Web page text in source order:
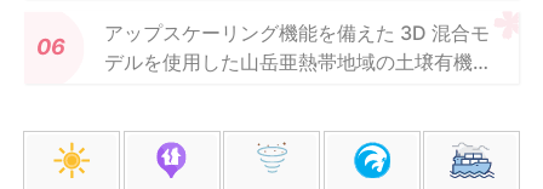
アップスケーリング機能を備えた 3D 混合モ
デルを使用した山岳亜熱帯地域の土壌有機炭